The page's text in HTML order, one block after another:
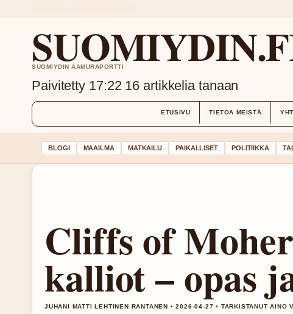
SUOMIYDIN AAMURAPORTTI
Paivitetty 17:22 16 artikkelia tanaan
ETUSIVU TIETOA MEISTÄ
BLOGI MAAILMA MATKAILU PAIKALLISET POLITIIKKA
Cliffs of
kalliot – opas
JUHANI MATTI LEHTINEN RANTANEN • 2026-04-27 • TARKISTANUT AINO